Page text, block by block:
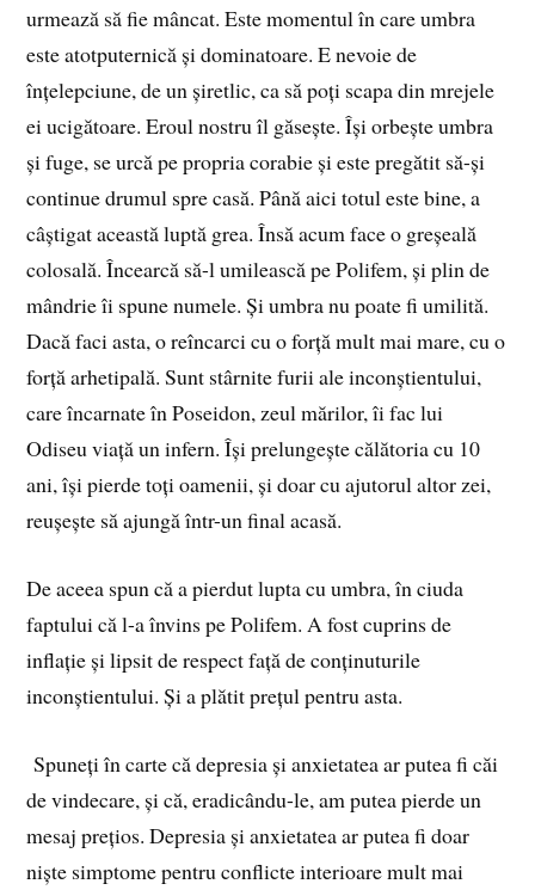
urmează să fie mâncat. Este momentul în care umbra
este atotputernică și dominatoare. E nevoie de
înțelepciune, de un șiretlic, ca să poți scapa din mrejele
ei ucigătoare. Eroul nostru îl găsește. Își orbește umbra
și fuge, se urcă pe propria corabie și este pregătit să-și
continue drumul spre casă. Până aici totul este bine, a
câștigat această luptă grea. Însă acum face o greșeală
colosală. Încearcă să-l umilească pe Polifem, și plin de
mândrie îi spune numele. Și umbra nu poate fi umilită.
Dacă faci asta, o reîncarci cu o forță mult mai mare, cu o
forță arhetipală. Sunt stârnite furii ale inconștientului,
care încarnate în Poseidon, zeul mărilor, îi fac lui
Odiseu viață un infern. Își prelungește călătoria cu 10
ani, își pierde toți oamenii, și doar cu ajutorul altor zei,
reușește să ajungă într-un final acasă.
De aceea spun că a pierdut lupta cu umbra, în ciuda
faptului că l-a învins pe Polifem. A fost cuprins de
inflație și lipsit de respect față de conținuturile
inconștientului. Și a plătit prețul pentru asta.
Spuneți în carte că depresia și anxietatea ar putea fi căi
de vindecare, și că, eradicându-le, am putea pierde un
mesaj prețios. Depresia și anxietatea ar putea fi doar
niște simptome pentru conflicte interioare mult mai